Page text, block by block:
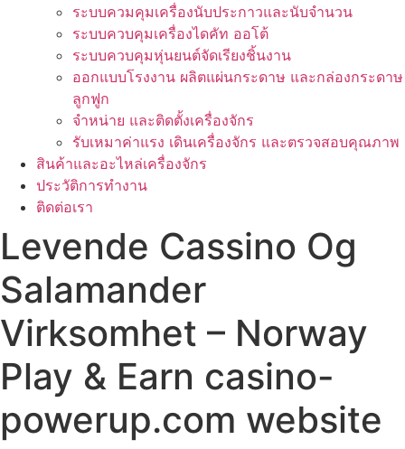
ระบบควมคุมเครื่องนับประกาวและนับจำนวน
ระบบควบคุมเครื่องไดคัท ออโต้
ระบบควบคุมหุ่นยนต์จัดเรียงชิ้นงาน
ออกแบบโรงงาน ผลิตแผ่นกระดาษ และกล่องกระดาษ
ลูกฟูก
จำหน่าย และติดตั้งเครื่องจักร
รับเหมาค่าแรง เดินเครื่องจักร และตรวจสอบคุณภาพ
สินค้าและอะไหล่เครื่องจักร
ประวัติการทำงาน
ติดต่อเรา
Levende Cassino Og
Salamander
Virksomhet – Norway
Play & Earn casino-
powerup.com website